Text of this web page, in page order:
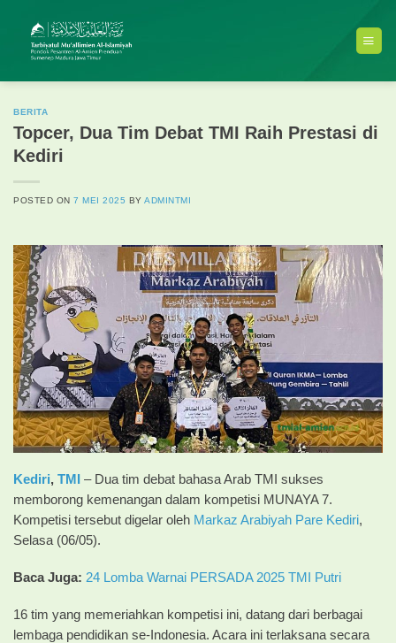
content
BERITA
Topcer, Dua Tim Debat TMI Raih Prestasi di
Kediri
POSTED ON7 MEI 2025 BYADMINTMI
Kediri, TMI
– Dua tim debat bahasa Arab TMI sukses
memborong kemenangan dalam kompetisi MUNAYA 7.
Kompetisi tersebut digelar oleh Markaz Arabiyah Pare Kediri,
Selasa (06/05).
Baca Juga: 24 Lomba Warnai PERSADA 2025 TMI Putri
16 tim yang memeriahkan kompetisi ini, datang dari berbagai
lembaga pendidikan se-Indonesia. Acara ini terlaksana secara